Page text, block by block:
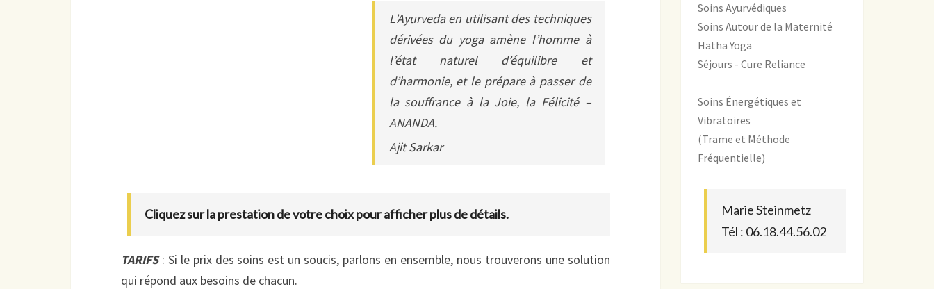
L’Ayurveda en utilisant des techniques
dérivées du yoga amène l’homme à
l’état naturel d’équilibre et
d’harmonie, et le prépare à passer de
la souffrance à la Joie, la Félicité –
ANANDA.
Ajit Sarkar
Cliquez sur la prestation de votre choix pour afficher plus de détails.
TARIFS: Si le prix des soins est un soucis, parlons en ensemble, nous trouverons une solution
qui répond aux besoins de chacun.
Soins Ayurvédiques
Soins Autour de la Maternité
Hatha Yoga
Séjours - Cure Reliance
Soins Énergétiques et
Vibratoires
(Trame et Méthode
Fréquentielle)
Marie Steinmetz
Tél : 06.18.44.56.02